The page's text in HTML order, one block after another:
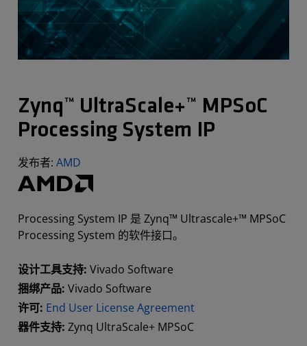
Zynq™ UltraScale+™ MPSoC
Processing System IP
发布者: AMD
Processing System IP 是 Zynq™ Ultrascale+™ MPSoC
Processing System 的软件接口。
设计工具支持: Vivado Software
捆绑产品: Vivado Software
许可: End User License Agreement
器件支持: Zynq UltraScale+ MPSoC